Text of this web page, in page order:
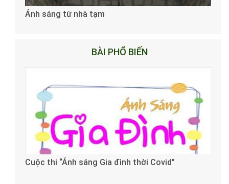
Ánh sáng từ nhà tạm
BÀI PHỔ BIẾN
Cuộc thi “Ánh sáng Gia đình thời Covid”